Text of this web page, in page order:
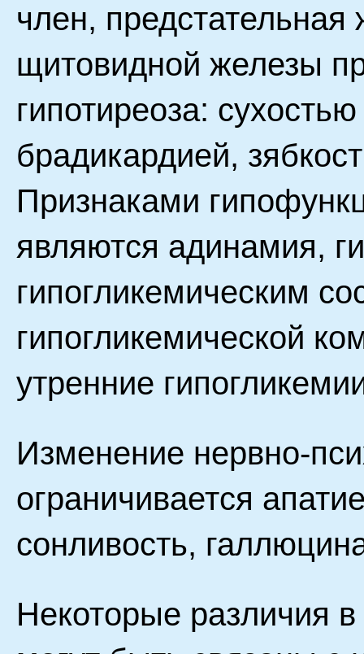
член,
щитовидной железы
гипотиреоза:
брадикардией,
Признаками
являются адинамия,
гипогликемическим
гипогликемической
утренние
Изменение нервно-
ограничивается
сонливость,
Некоторые различия